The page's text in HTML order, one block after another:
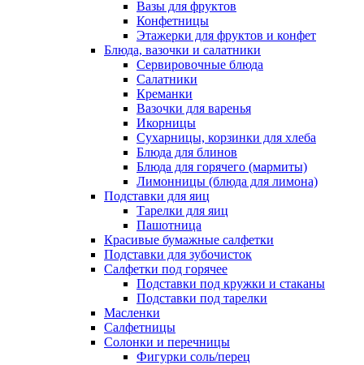
Вазы для фруктов
Конфетницы
Этажерки для фруктов и конфет
Блюда, вазочки и салатники
Сервировочные блюда
Салатники
Креманки
Вазочки для варенья
Икорницы
Сухарницы, корзинки для хлеба
Блюда для блинов
Блюда для горячего (мармиты)
Лимонницы (блюда для лимона)
Подставки для яиц
Тарелки для яиц
Пашотница
Красивые бумажные салфетки
Подставки для зубочисток
Салфетки под горячее
Подставки под кружки и стаканы
Подставки под тарелки
Масленки
Салфетницы
Солонки и перечницы
Фигурки соль/перец